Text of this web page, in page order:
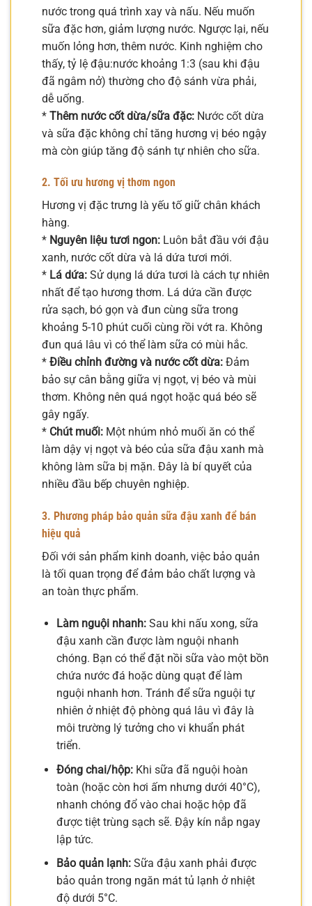
nước trong quá trình xay và nấu. Nếu muốn
sữa đặc hơn, giảm lượng nước. Ngược lại, nếu
muốn lỏng hơn, thêm nước. Kinh nghiệm cho
thấy, tỷ lệ đậu:nước khoảng 1:3 (sau khi đậu
đã ngâm nở) thường cho độ sánh vừa phải,
dễ uống.
* Thêm nước cốt dừa/sữa đặc: Nước cốt dừa
và sữa đặc không chỉ tăng hương vị béo ngậy
mà còn giúp tăng độ sánh tự nhiên cho sữa.
2. Tối ưu hương vị thơm ngon
Hương vị đặc trưng là yếu tố giữ chân khách
hàng.
* Nguyên liệu tươi ngon: Luôn bắt đầu với đậu
xanh, nước cốt dừa và lá dứa tươi mới.
* Lá dứa: Sử dụng lá dứa tươi là cách tự nhiên
nhất để tạo hương thơm. Lá dứa cần được
rửa sạch, bó gọn và đun cùng sữa trong
khoảng 5-10 phút cuối cùng rồi vớt ra. Không
đun quá lâu vì có thể làm sữa có mùi hắc.
* Điều chỉnh đường và nước cốt dừa: Đảm
bảo sự cân bằng giữa vị ngọt, vị béo và mùi
thơm. Không nên quá ngọt hoặc quá béo sẽ
gây ngấy.
* Chút muối: Một nhúm nhỏ muối ăn có thể
làm dậy vị ngọt và béo của sữa đậu xanh mà
không làm sữa bị mặn. Đây là bí quyết của
nhiều đầu bếp chuyên nghiệp.
3. Phương pháp bảo quản sữa đậu xanh để bán
hiệu quả
Đối với sản phẩm kinh doanh, việc bảo quản
là tối quan trọng để đảm bảo chất lượng và
an toàn thực phẩm.
Làm nguội nhanh:Sau khi nấu xong, sữa
đậu xanh cần được làm nguội nhanh
chóng. Bạn có thể đặt nồi sữa vào một bồn
chứa nước đá hoặc dùng quạt để làm
nguội nhanh hơn. Tránh để sữa nguội tự
nhiên ở nhiệt độ phòng quá lâu vì đây là
môi trường lý tưởng cho vi khuẩn phát
triển.
Đóng chai/hộp:Khi sữa đã nguội hoàn
toàn (hoặc còn hơi ấm nhưng dưới 40°C),
nhanh chóng đổ vào chai hoặc hộp đã
được tiệt trùng sạch sẽ. Đậy kín nắp ngay
lập tức.
Bảo quản lạnh:Sữa đậu xanh phải được
bảo quản trong ngăn mát tủ lạnh ở nhiệt
độ dưới 5°C.